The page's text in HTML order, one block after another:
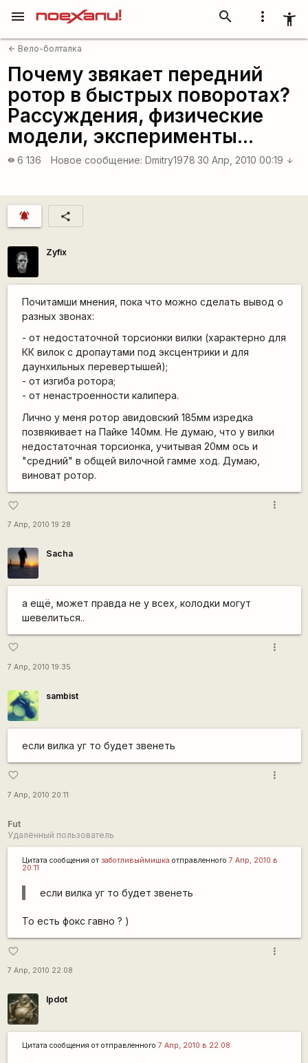
more_vert accessibility_new
search
menu
arrow_back Вело-болталка
Почему звякает передний
ротор в быстрых поворотах?
Рассуждения, физические
модели, эксперименты...
visibility 6 136 Новое сообщение: Dmitry1978 30 Апр, 2010 00:19 arrow_downward
notifications_active share
Zyfix
Почитамши мнения, пока что можно сделать вывод о
разных звонах:
- от недостаточной торсионки вилки (характерно для
КК вилок с дропаутами под эксцентрики и для
даунхильных перевертышей);
- от изгиба ротора;
- от ненастроенности калипера.
Лично у меня ротор авидовский 185мм изредка
позвякивает на Пайке 140мм. Не думаю, что у вилки
недостаточная торсионка, учитывая 20мм ось и
"средний" в общей вилочной гамме ход. Думаю,
виноват ротор.
favorite_border
7 Апр, 2010 19:28
more_vert
Sacha
а ещё, может правда не у всех, колодки могут
шевелиться..
favorite_border
7 Апр, 2010 19:35
more_vert
sambist
если вилка уг то будет звенеть
favorite_border
7 Апр, 2010 20:11
more_vert
Fut
Удалённый пользователь
Цитата сообщения от заботливыймишка отправленного 7 Апр, 2010 в
20:11
если вилка уг то будет звенеть
То есть фокс гавно ? )
favorite_border
7 Апр, 2010 22:08
more_vert
lpdot
Цитата сообщения от отправленного 7 Апр, 2010 в 22:08